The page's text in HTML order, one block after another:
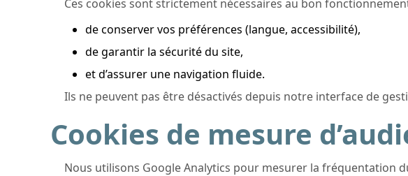
Ces cookies sont strictement nécessaires au bon
de conserver vos préférences (langue, accessibilité),
de garantir la sécurité du site,
et d’assurer une navigation fluide.
Ils ne peuvent pas être désactivés depuis notre interface de
Cookies de mesure
Nous utilisons Google Analytics pour mesurer la fréquentation